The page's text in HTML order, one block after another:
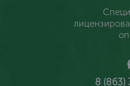
8 (863)